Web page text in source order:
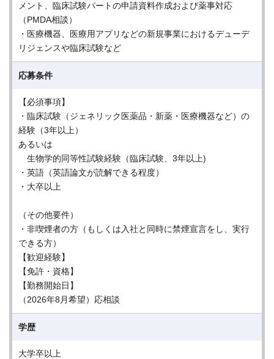
メント、臨床試験パートの申請資料作成および薬事対応
（PMDA相談）
・医療機器、医療用アプリなどの新規事業におけるデューデ
リジェンスや臨床試験など
応募条件
【必須事項】
・臨床試験（ジェネリック医薬品・新薬・医療機器など）の
経験（3年以上）
あるいは
生物学的同等性試験経験（臨床試験、3年以上)
・英語（英語論文が読解できる程度）
・大卒以上
（その他要件）
・非喫煙者の方（もしくは入社と同時に禁煙宣言をし、実行
できる方）
【歓迎経験】
【免許・資格】
【勤務開始日】
（2026年8月希望）応相談
学歴
大学卒以上